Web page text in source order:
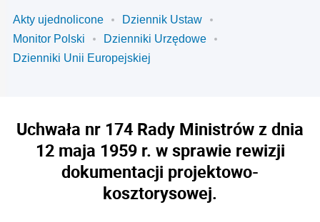
Akty ujednolicone
Dziennik Ustaw
Monitor Polski
Dzienniki Urzędowe
Dzienniki Unii Europejskiej
Uchwała nr 174 Rady Ministrów z dnia
12 maja 1959 r. w sprawie rewizji
dokumentacji projektowo-
kosztorysowej.